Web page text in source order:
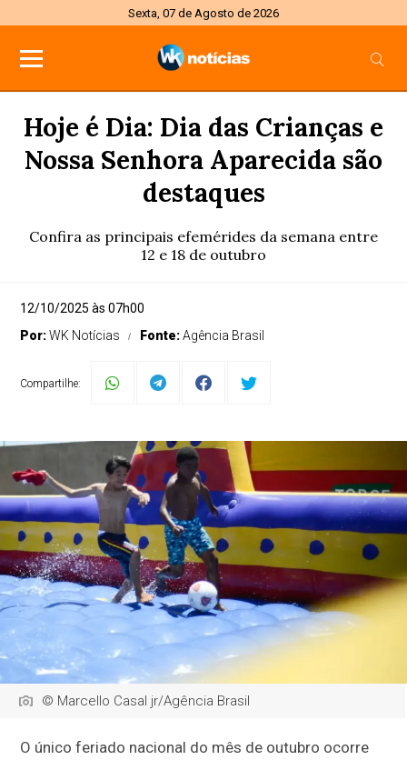
Sexta, 07 de Agosto de 2026
Hoje é Dia: Dia das Crianças e
Nossa Senhora Aparecida são
destaques
Confira as principais efemérides da semana entre
12 e 18 de outubro
12/10/2025 às 07h00
Por:WK Notícias Fonte:Agência Brasil
Compartilhe:
© Marcello Casal jr/Agência Brasil
O único feriado nacional do mês de outubro ocorre